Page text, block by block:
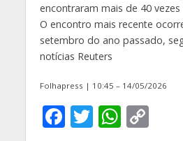
encontraram mais de 40
O encontro mais recente
setembro do ano passado,
notícias Reuters
Folhapress | 10:45 – 14/05/2026
F T W C